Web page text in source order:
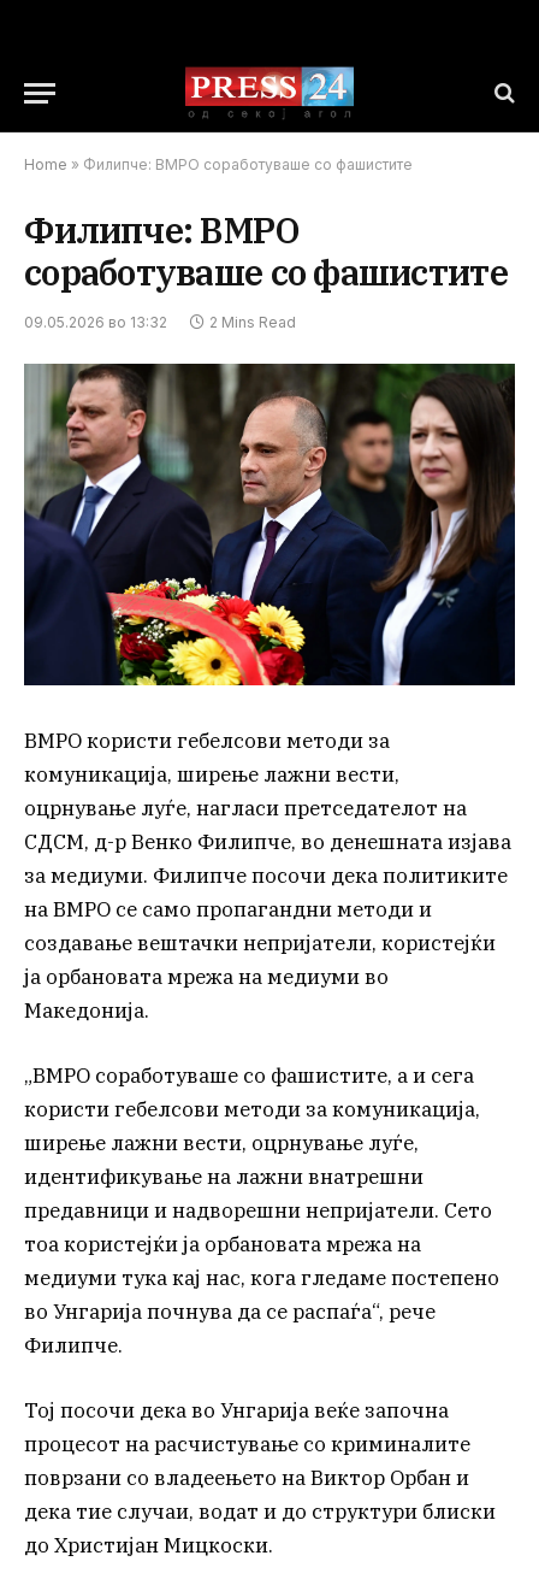
Home » Филипче: ВМРО соработуваше со фашистите
Филипче: ВМРО
соработуваше со фашистите
09.05.2026 во 13:32 2 Mins Read
ВМРО користи гебелсови методи за
комуникација, ширење лажни вести,
оцрнување луѓе, нагласи претседателот на
СДСМ, д-р Венко Филипче, во денешната изјава
за медиуми. Филипче посочи дека политиките
на ВМРО се само пропагандни методи и
создавање вештачки непријатели, користејќи
ја орбановата мрежа на медиуми во
Македонија.
„ВМРО соработуваше со фашистите, а и сега
користи гебелсови методи за комуникација,
ширење лажни вести, оцрнување луѓе,
идентификување на лажни внатрешни
предавници и надворешни непријатели. Сето
тоа користејќи ја орбановата мрежа на
медиуми тука кај нас, кога гледаме постепено
во Унгарија почнува да се распаѓа“, рече
Филипче.
Тој посочи дека во Унгарија веќе започна
процесот на расчистување со криминалите
поврзани со владеењето на Виктор Орбан и
дека тие случаи, водат и до структури блиски
до Христијан Мицкоски.